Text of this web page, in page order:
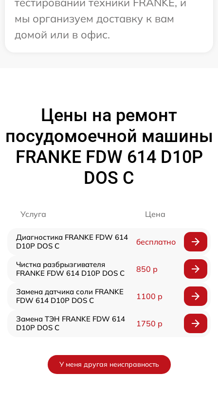
мы организуем доставку к вам
домой или в офис.
Цены на ремонт
посудомоечной машины
FRANKE FDW 614 D10P
DOS C
Услуга Цена
Диагностика FRANKE FDW 614
D10P DOS C
бесплатно
Чистка разбрызгивателя
FRANKE FDW 614 D10P DOS C
850 р
Замена датчика соли FRANKE
FDW 614 D10P DOS C
1100 р
Замена ТЭН FRANKE FDW 614
D10P DOS C
1750 р
У меня другая неисправность